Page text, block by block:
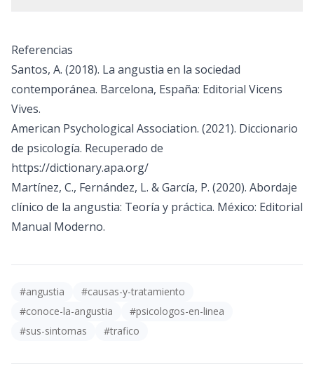
Referencias
Santos, A. (2018). La angustia en la sociedad
contemporánea. Barcelona, España: Editorial Vicens
Vives.
American Psychological Association. (2021). Diccionario
de psicología. Recuperado de
https://dictionary.apa.org/
Martínez, C., Fernández, L. & García, P. (2020). Abordaje
clínico de la angustia: Teoría y práctica. México: Editorial
Manual Moderno.
#angustia #causas-y-tratamiento
#conoce-la-angustia #psicologos-en-linea
#sus-sintomas #trafico